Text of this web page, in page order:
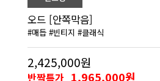
오드 [안쪽막음]
#매듭 #빈티지 #클래식
2,425,000원
반짝특가 1,965,000원